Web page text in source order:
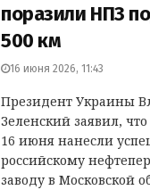
поразили НПЗ
500 км
16 июня 2026, 11:43
Президент Украины
Зеленский заявил,
16 июня нанесли
российскому
заводу в Московской